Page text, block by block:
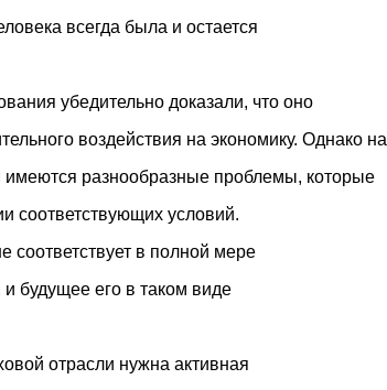
всегда была и остается
убедительно доказали, что оно
воздействия на экономику. Однако на
имеются разнообразные проблемы, которые
соответствующих условий.
соответствует в полной мере
будущее его в таком виде
отрасли нужна активная